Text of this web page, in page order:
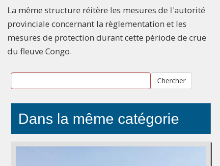
La même structure réitère les mesures de l'autorité
provinciale concernant la règlementation et les
mesures de protection durant cette période de crue
du fleuve Congo.
Chercher
Dans la même catégorie